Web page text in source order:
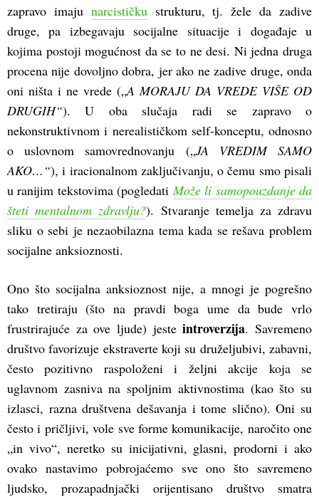
zapravo imaju narcističku strukturu, tj. žele da zadive
druge, pa izbegavaju socijalne situacije i događaje u
kojima postoji mogućnost da se to ne desi. Ni jedna druga
procena nije dovoljno dobra, jer ako ne zadive druge, onda
oni ništa i ne vrede („A MORAJU DA VREDE VIŠE OD
DRUGIH“). U oba slučaja radi se zapravo o
nekonstruktivnom i nerealističkom self-konceptu, odnosno
o uslovnom samovrednovanju („JA VREDIM SAMO
AKO…“), i iracionalnom zaključivanju, o čemu smo pisali
u ranijim tekstovima (pogledati Može li samopouzdanje da
šteti mentalnom zdravlju?). Stvaranje temelja za zdravu
sliku o sebi je nezaobilazna tema kada se rešava problem
socijalne anksioznosti.
Ono što socijalna anksioznost nije, a mnogi je pogrešno
tako tretiraju (što na pravdi boga ume da bude vrlo
frustrirajuće za ove ljude) jesteintroverzija. Savremeno
društvo favorizuje ekstraverte koji su druželjubivi, zabavni,
često pozitivno raspoloženi i željni akcije koja se
uglavnom zasniva na spoljnim aktivnostima (kao što su
izlasci, razna društvena dešavanja i tome slično). Oni su
često i pričljivi, vole sve forme komunikacije, naročito one
„in vivo“, neretko su inicijativni, glasni, prodorni i ako
ovako nastavimo pobrojaćemo sve ono što savremeno
ljudsko, prozapadnjački orijentisano društvo smatra